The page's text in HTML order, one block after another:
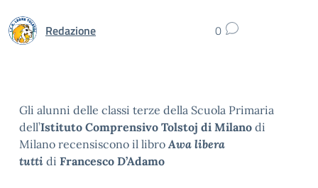
Redazione 0
Gli alunni delle classi terze della Scuola Primaria
dell’Istituto Comprensivo Tolstoj di Milano di
Milano recensiscono il libroAwa libera
tutti di Francesco D’Adamo